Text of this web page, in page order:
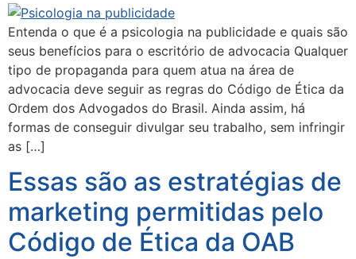
Entenda o que é a psicologia na publicidade e quais são
seus benefícios para o escritório de advocacia Qualquer
tipo de propaganda para quem atua na área de
advocacia deve seguir as regras do Código de Ética da
Ordem dos Advogados do Brasil. Ainda assim, há
formas de conseguir divulgar seu trabalho, sem infringir
as […]
Essas são as estratégias de
marketing permitidas pelo
Código de Ética da OAB